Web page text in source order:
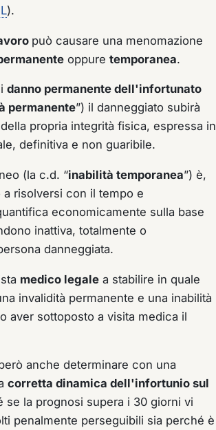
).
può causare una menomazione
oppure temporanea.
danno permanente dell'infortunato
permanente”) il danneggiato subirà
propria integrità fisica, espressa in
definitiva e non guaribile.
(la c.d. “inabilità temporanea”) è,
risolversi con il tempo e
economicamente sulla base
inattiva, totalmente o
danneggiata.
medico legale a stabilire in quale
invalidità permanente e una inabilità
aver sottoposto a visita medica il
anche determinare con una
corretta dinamica dell'infortunio sul
se la prognosi supera i 30 giorni vi
penalmente perseguibili sia perché è